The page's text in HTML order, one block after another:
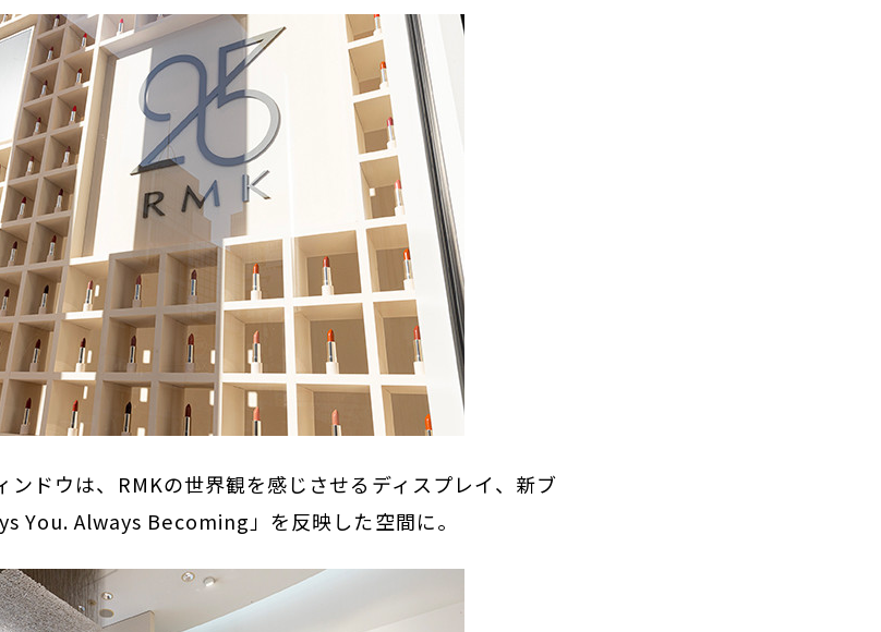
ンドウは、RMKの世界観を感じさせるディスプレイ、新ブ
You. Always Becoming」を反映した空間に。